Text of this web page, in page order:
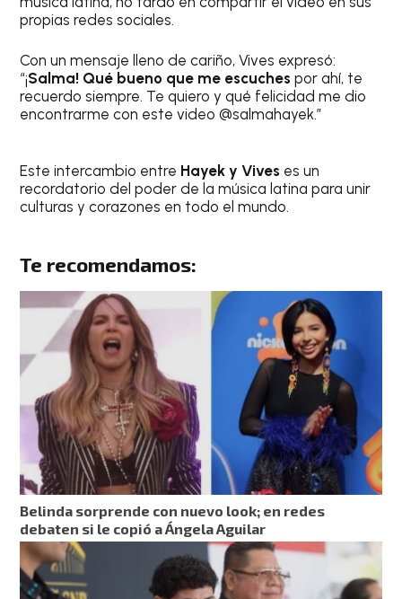
propias redes sociales.
Con un mensaje lleno de cariño, Vives expresó:
“¡Salma! Qué bueno que me escuchespor ahí, te
recuerdo siempre. Te quiero y qué felicidad me dio
encontrarme con este video @salmahayek.”
Este intercambio entre Hayek y Vives es un
recordatorio del poder de la música latina para unir
culturas y corazones en todo el mundo.
Te recomendamos:
Belinda sorprende con nuevo look; en redes
debaten si le copió a Ángela Aguilar